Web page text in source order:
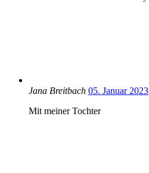
Jana Breitbach 05. Januar 2023
Mit meiner Tochter